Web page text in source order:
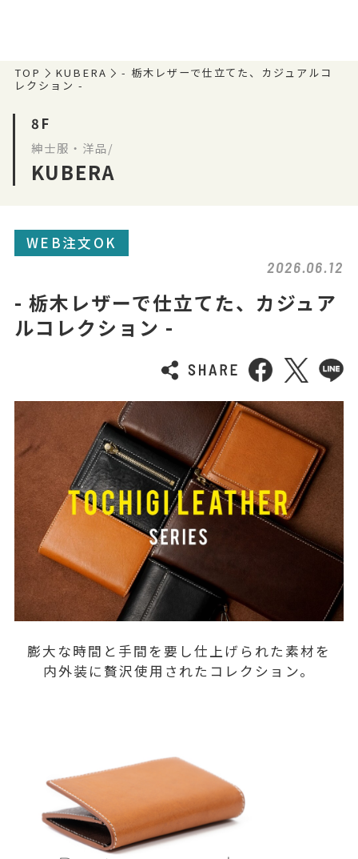
TOP KUBERA
- 栃木レザーで仕立てた、カジュアルコ
レクション -
8F
紳士服・洋品/
KUBERA
WEB注文OK
2026.06.12
- 栃木レザーで仕立てた、カジュア
ルコレクション -
膨大な時間と手間を要し仕上げられた素材を
内外装に贅沢使用されたコレクション。